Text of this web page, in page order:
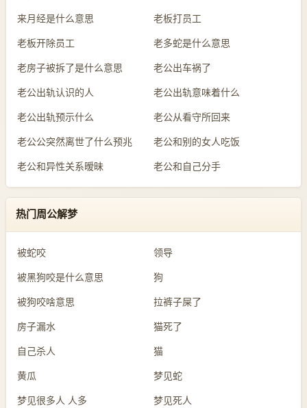
来月经是什么意思 老板打员工
老板开除员工 老多蛇是什么意思
老房子被拆了是什么意思 老公出车祸了
老公出轨认识的人 老公出轨意味着什么
老公出轨预示什么 老公从看守所回来
老公公突然离世了什么预兆 老公和别的女人吃饭
老公和异性关系暧昧 老公和自己分手
热门周公解梦
被蛇咬 领导
被黑狗咬是什么意思 狗
被狗咬啥意思 拉裤子屎了
房子漏水 猫死了
自己杀人 猫
黄瓜 梦见蛇
梦见很多人 人多 梦见死人